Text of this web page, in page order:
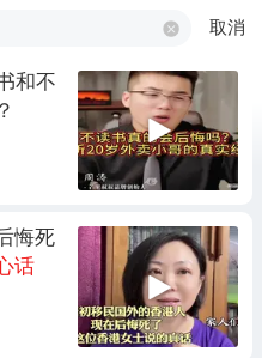
取消
和不
悔死
话